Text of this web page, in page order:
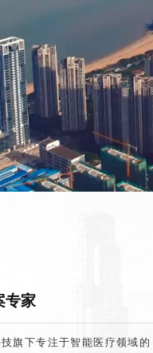
专家
旗下专注于智能医疗领域的